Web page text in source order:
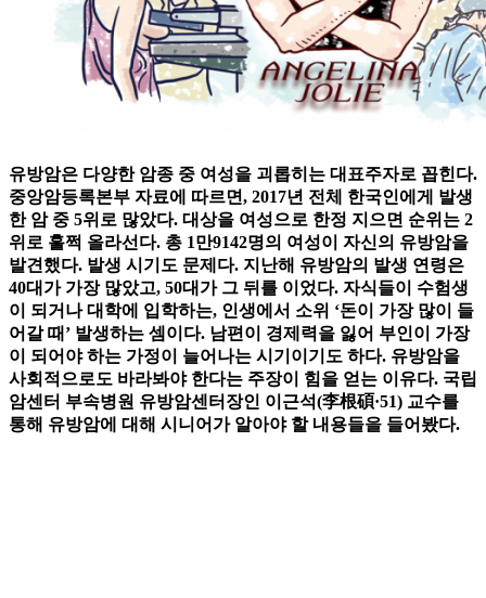
유방암은 다양한 암종 중 여성을 괴롭히는 대표주자로 꼽힌다.
중앙암등록본부 자료에 따르면, 2017년 전체 한국인에게 발생
한 암 중 5위로 많았다. 대상을 여성으로 한정 지으면 순위는 2
위로 훌쩍 올라선다. 총 1만9142명의 여성이 자신의 유방암을
발견했다. 발생 시기도 문제다. 지난해 유방암의 발생 연령은
40대가 가장 많았고, 50대가 그 뒤를 이었다. 자식들이 수험생
이 되거나 대학에 입학하는, 인생에서 소위 ‘돈이 가장 많이 들
어갈 때’ 발생하는 셈이다. 남편이 경제력을 잃어 부인이 가장
이 되어야 하는 가정이 늘어나는 시기이기도 하다. 유방암을
사회적으로도 바라봐야 한다는 주장이 힘을 얻는 이유다. 국립
암센터 부속병원 유방암센터장인 이근석(李根碩·51) 교수를
통해 유방암에 대해 시니어가 알아야 할 내용들을 들어봤다.